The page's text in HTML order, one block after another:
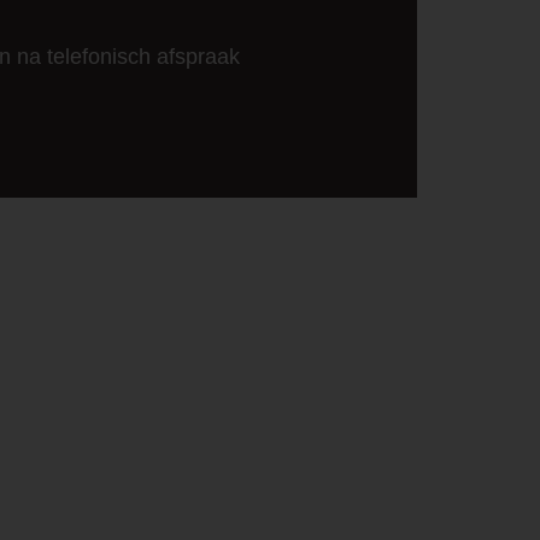
na telefonisch afspraak